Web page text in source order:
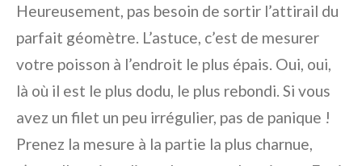
Heureusement, pas besoin de sortir l’attirail du
parfait géomètre. L’astuce, c’est de mesurer
votre poisson à l’endroit le plus épais. Oui, oui,
là où il est le plus dodu, le plus rebondi. Si vous
avez un filet un peu irrégulier, pas de panique !
Prenez la mesure à la partie la plus charnue,